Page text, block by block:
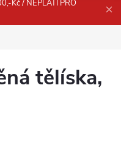
Kč / NEPLATÍ PRO
tělíska,